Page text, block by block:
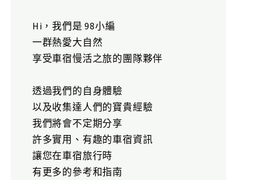
Hi，我們是 98小編
一群熱愛大自然
享受車宿慢活之旅的團隊夥伴
透過我們的自身體驗
以及收集達人們的寶貴經驗
我們將會不定期分享
許多實用、有趣的車宿資訊
讓您在車宿旅行時
有更多的參考和指南